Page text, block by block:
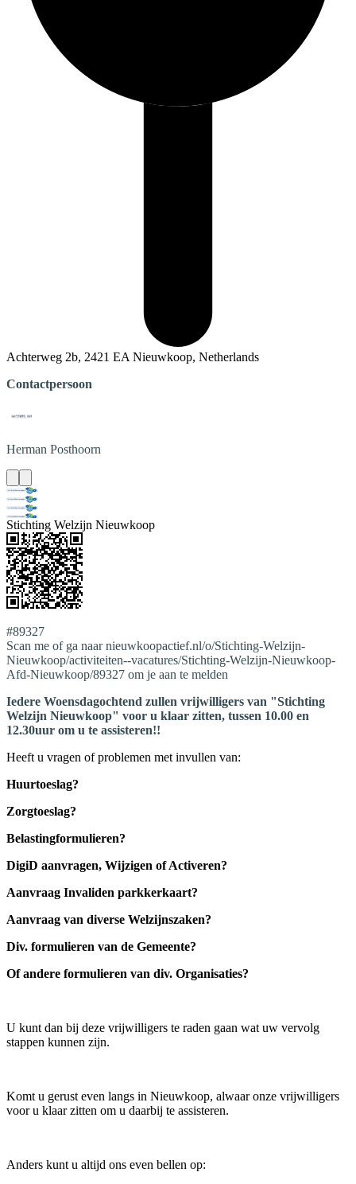
Achterweg 2b, 2421 EA Nieuwkoop, Netherlands
Contactpersoon
Herman Posthoorn
Stichting Welzijn Nieuwkoop
#89327
Scan me of ga naar nieuwkoopactief.nl/o/Stichting-Welzijn-
Nieuwkoop/activiteiten--vacatures/Stichting-Welzijn-Nieuwkoop-
Afd-Nieuwkoop/89327 om je aan te melden
Iedere Woensdagochtend zullen vrijwilligers van "Stichting
Welzijn Nieuwkoop" voor u klaar zitten, tussen 10.00 en
12.30uur om u te assisteren!!
Heeft u vragen of problemen met invullen van:
Huurtoeslag?
Zorgtoeslag?
Belastingformulieren?
DigiD aanvragen, Wijzigen of Activeren?
Aanvraag Invaliden parkkerkaart?
Aanvraag van diverse Welzijnszaken?
Div. formulieren van de Gemeente?
Of andere formulieren van div. Organisaties?
U kunt dan bij deze vrijwilligers te raden gaan wat uw vervolg
stappen kunnen zijn.
Komt u gerust even langs in Nieuwkoop, alwaar onze vrijwilligers
voor u klaar zitten om u daarbij te assisteren.
Anders kunt u altijd ons even bellen op: